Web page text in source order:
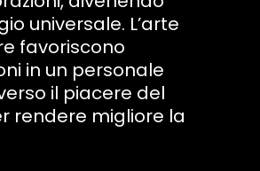
universale. L’arte
favoriscono
in un personale
il piacere del
rendere migliore la